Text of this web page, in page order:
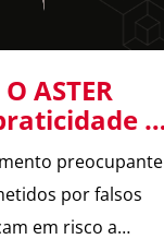
ASTER
e
suaspreocupante
por falsos
em risco a